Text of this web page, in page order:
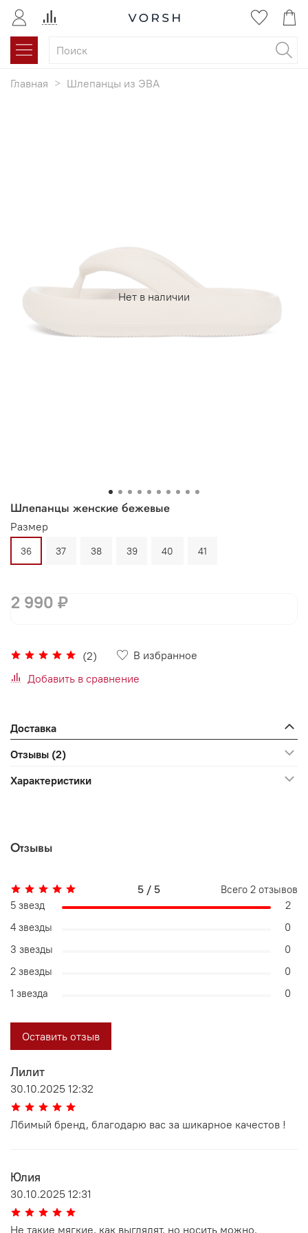
Главная Шлепанцы из ЭВА
Нет в наличии
Шлепанцы женские бежевые
(2)
В избранное
Добавить в сравнение
Размер
36 37 38 39 40 41
2 990 ₽
Доставка
Отзывы (2)
Характеристики
Отзывы
Лилит
30.10.2025 12:32
Лбимый бренд, благодарю вас за шикарное качестов !
Юлия
30.10.2025 12:31
Не такие мягкие, как выглядят, но носить можно.
5 / 5 Всего 2 отзывов
5 звезд
2
4 звезды
0
3 звезды
0
2 звезды
0
1 звезда
0
Оставить отзыв